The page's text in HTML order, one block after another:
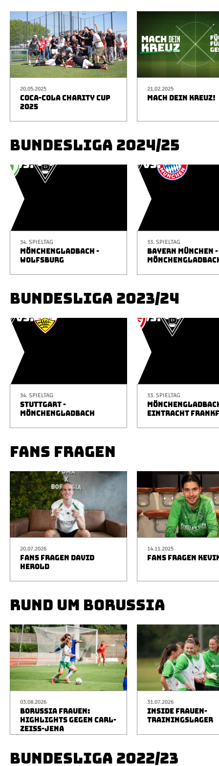
20.05.2025
COCA-COLA CHARITY CUP
2025
21.02.2025
MACH DEIN KREUZ!
BUNDESLIGA 2024/25
34. SPIELTAG
MÖNCHENGLADBACH -
WOLFSBURG
33. SPIELTAG
BAYERN MÜNCHEN -
BUNDESLIGA 2023/24
34. SPIELTAG
STUTTGART -
MÖNCHENGLADBACH
33. SPIELTAG
EINTRACHT
FANS FRAGEN
20.07.2026
FANS FRAGEN DAVID
HEROLD
14.11.2025
FANS FRAGEN
RUND UM BORUSSIA
03.08.2026
BORUSSIA FRAUEN:
HIGHLIGHTS GEGEN CARL-
ZEISS-JENA
31.07.2026
INSIDE FRAUEN-
TRAININGSLAGER
BUNDESLIGA 2022/23